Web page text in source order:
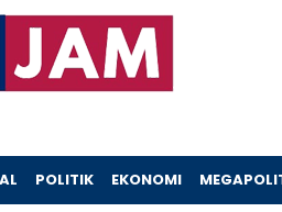
POLITIK EKONOMI